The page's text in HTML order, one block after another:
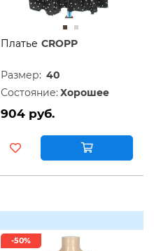
Платье CROPP
Размер: 40
Состояние: Хорошее
904 руб.
-50%